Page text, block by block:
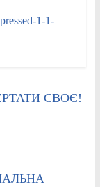
1-1-
СВОЄ!